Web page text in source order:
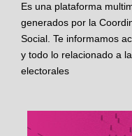
Es una plataforma
generados por la
Social. Te informamos
y todo lo relacionado a
electorales